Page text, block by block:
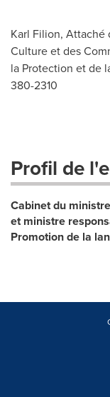
Karl Filion, Attaché
Culture et des
la Protection et de
380-2310
Profil de
Cabinet du
et ministre
Promotion de la